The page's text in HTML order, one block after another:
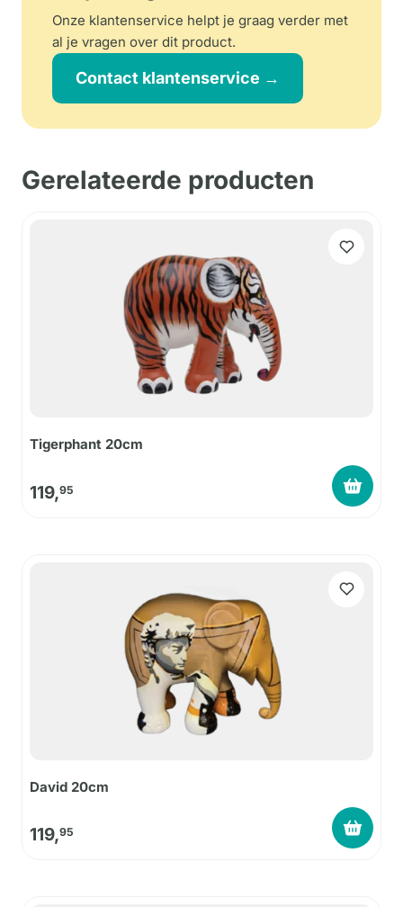
Onze klantenservice helpt je graag verder met
al je vragen over dit product.
Contact klantenservice →
Gerelateerde producten
Tigerphant 20cm
119,95
David 20cm
119,95